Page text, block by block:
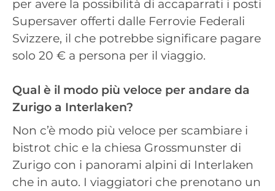
per avere la possibilità di accaparrati i posti
Supersaver offerti dalle Ferrovie Federali
Svizzere, il che potrebbe significare pagare
solo 20 € a persona per il viaggio.
Qual è il modo più veloce per andare da
Zurigo a Interlaken?
Non c’è modo più veloce per scambiare i
bistrot chic e la chiesa Grossmunster di
Zurigo con i panorami alpini di Interlaken
che in auto. I viaggiatori che prenotano un